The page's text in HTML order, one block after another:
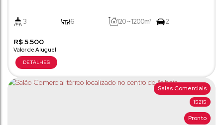
R$5.500
3 6 120 ~ 1200m² 2
15215
Salas Comerciais
Pronto